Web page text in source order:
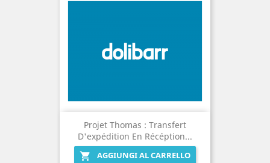
Projet Thomas : Transfert
D'expédition En Récéption...

AGGIUNGI AL CARRELLO